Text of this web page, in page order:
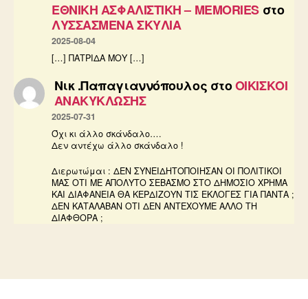
ΕΘΝΙΚΗ ΑΣΦΑΛΙΣΤΙΚΗ – MEMORIESστο
ΛΥΣΣΑΣΜΕΝΑ ΣΚΥΛΙΑ
2025-08-04
[…] ΠΑΤΡΙΔΑ ΜΟΥ […]
Νικ .Παπαγιαννόπουλος στοΟΙΚΙΣΚΟΙ
ΑΝΑΚΥΚΛΩΣΗΣ
2025-07-31
Όχι κι άλλο σκάνδαλο….
Δεν αντέχω άλλο σκάνδαλο !
Διερωτώμαι : ΔΕΝ ΣΥΝΕΙΔΗΤΟΠΟΙΗΣΑΝ ΟΙ ΠΟΛΙΤΙΚΟΙ
ΜΑΣ ΟΤΙ ΜΕ ΑΠΟΛΥΤΟ ΣΕΒΑΣΜΟ ΣΤΟ ΔΗΜΌΣΙΟ ΧΡΗΜΑ
ΚΑΙ ΔΙΑΦΑΝΕΙΑ ΘΑ ΚΕΡΔΙΖΟΥΝ ΤΙΣ ΕΚΛΟΓΕΣ ΓΙΑ ΠΑΝΤΑ ;
ΔΕΝ ΚΑΤΑΛΑΒΑΝ ΟΤΙ ΔΕΝ ΑΝΤΕΧΟΥΜΕ ΑΛΛΟ ΤΗ
ΔΙΑΦΘΟΡΑ ;